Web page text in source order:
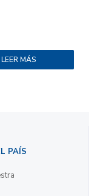
LEER MÁS
PAÍS